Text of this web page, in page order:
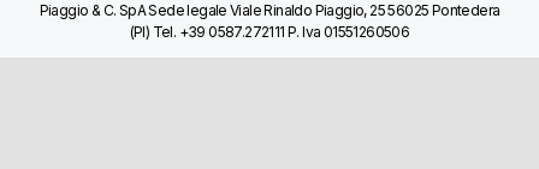
Piaggio & C. SpA Sede legale Viale Rinaldo Piaggio, 25 56025 Pontedera
(PI) Tel. +39 0587.272111 P. Iva 01551260506